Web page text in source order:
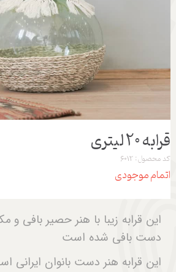
قرابه 20 لیتری
کد محصول: 6012
اتمام موجودی
این قرابه زیبا با هنر حصیر بافی و
دست بافی شده است
این قرابه هنر دست بانوان ایرانی